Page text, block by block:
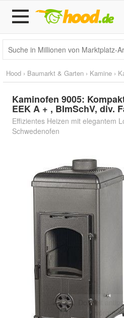
Hood › Baumarkt & Garten › Kamine ›
Kaminofen 9005:
EEK A + , BImSchV, div.
Effizientes Heizen mit elegantem
Schwedenofen
Doppelt